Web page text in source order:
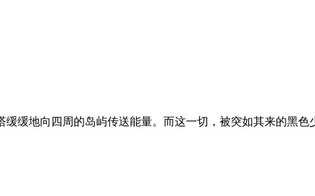
缓地向四周的岛屿传送能量。而这一切，被突如其来的黑色